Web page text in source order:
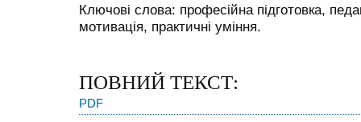
Ключові слова: професійна підготовка,
мотивація, практичні уміння.
ПОВНИЙ ТЕКСТ:
PDF